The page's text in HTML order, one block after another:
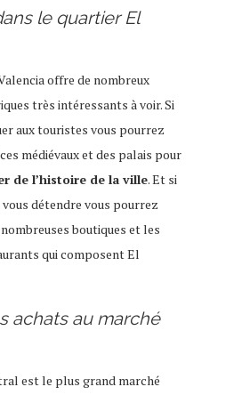
le quartier El
offre de nombreux
très intéressants à voir. Si
aux touristes vous pourrez
médiévaux et des palais pour
de l’histoire de la ville. Et si
détendre vous pourrez
boutiques et les
qui composent El
achats au marché
est le plus grand marché